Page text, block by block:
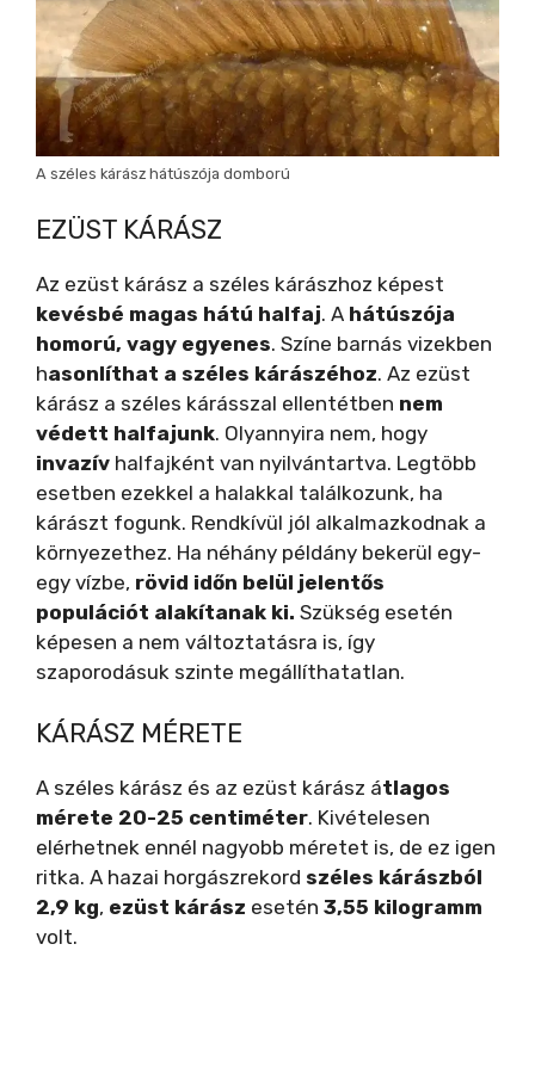
A széles kárász hátúszója domború
EZÜST KÁRÁSZ
Az ezüst kárász a széles kárászhoz képest
kevésbé magas hátú halfaj. A hátúszója
homorú, vagy egyenes. Színe barnás vizekben
hasonlíthat a széles kárászéhoz. Az ezüst
kárász a széles kárásszal ellentétben nem
védett halfajunk. Olyannyira nem, hogy
invazív halfajként van nyilvántartva. Legtöbb
esetben ezekkel a halakkal találkozunk, ha
kárászt fogunk. Rendkívül jól alkalmazkodnak a
környezethez. Ha néhány példány bekerül egy-
egy vízbe, rövid időn belül jelentős
populációt alakítanak ki. Szükség esetén
képesen a nem változtatásra is, így
szaporodásuk szinte megállíthatatlan.
KÁRÁSZ MÉRETE
A széles kárász és az ezüst kárász átlagos
mérete 20-25 centiméter. Kivételesen
elérhetnek ennél nagyobb méretet is, de ez igen
ritka. A hazai horgászrekord széles kárászból
2,9 kg, ezüst kárász esetén 3,55 kilogramm
volt.